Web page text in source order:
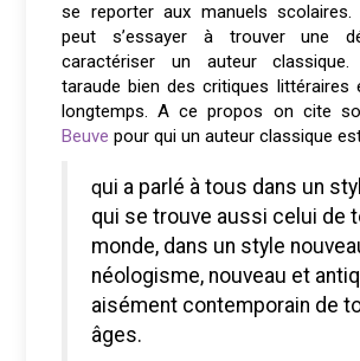
se reporter aux manuels
peut s’essayer à trouver une
caractériser un auteur
taraude bien des critiques littéraires
longtemps. A ce propos on cite
Beuve pour qui un auteur classique
qui a parlé à tous dans un style à lui et
qui se trouve aussi celui de
monde, dans un style
néologisme, nouveau et
aisément contemporain de
âges.